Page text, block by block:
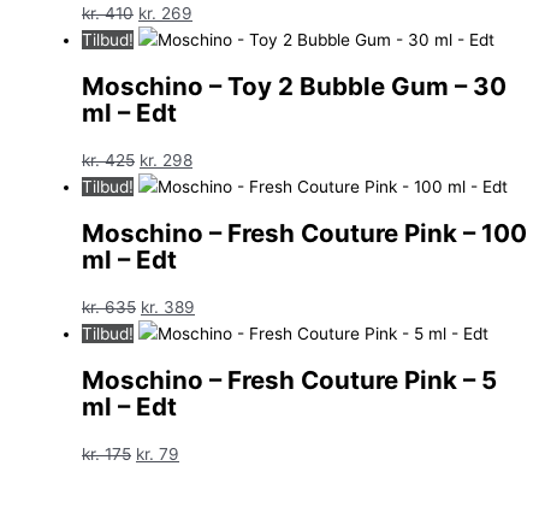
kr.410 Den
oprindelige
var:
kr. 410.
kr. 269
aktuelle
er:
Tilbud!
Moschino – Toy 2 Bubble Gum – 30
ml – Edt
kr.425 Den
oprindelige
var:
kr. 425.
kr. 298Den
aktuelle
er:
Tilbud!
Moschino – Fresh Couture Pink – 100
ml – Edt
kr.635 Den
oprindelige
var:
kr. 635.
kr. 389
aktuelle
er:
Tilbud!
Moschino – Fresh Couture Pink – 5
ml – Edt
kr.175 Den
kr. 79